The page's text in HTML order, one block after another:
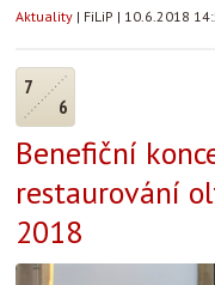
Aktuality | FiLiP | 10.6.2018
7
6
Benefiční
restaurování
2018